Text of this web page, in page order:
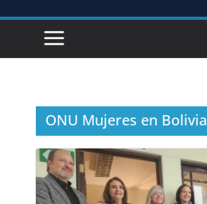
ONU Mujeres en Bolivia